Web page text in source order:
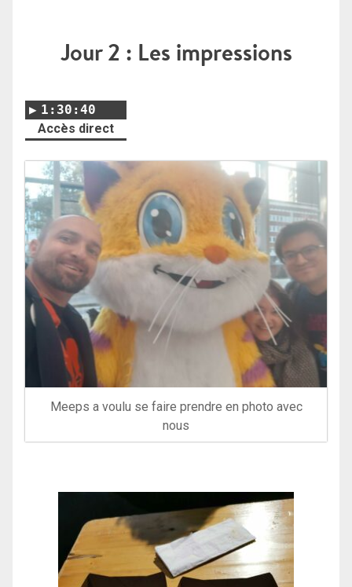
Jour 2 : Les impressions
1:30:40
Accès direct
Meeps a voulu se faire prendre en photo avec
nous